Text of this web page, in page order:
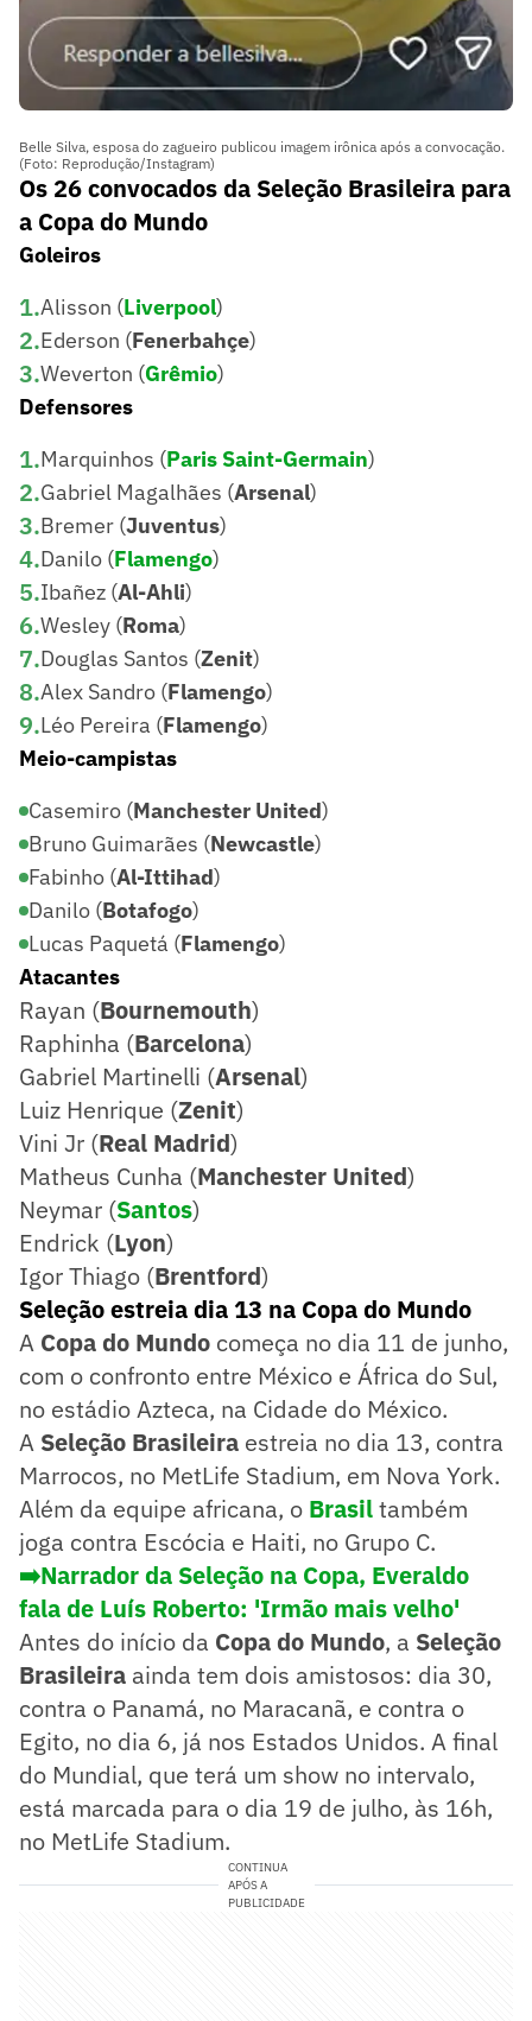
Belle Silva, esposa do zagueiro publicou imagem irônica após a convocação.
(Foto: Reprodução/Instagram)
Os 26 convocados da Seleção Brasileira para
a Copa do Mundo
Goleiros
1.Alisson (Liverpool)
2.Ederson (Fenerbahçe)
3.Weverton (Grêmio)
Defensores
1.Marquinhos (Paris Saint-Germain)
2.Gabriel Magalhães (Arsenal)
3.Bremer (Juventus)
4.Danilo (Flamengo)
5.Ibañez (Al-Ahli)
6.Wesley (Roma)
7.Douglas Santos (Zenit)
8.Alex Sandro (Flamengo)
9.Léo Pereira (Flamengo)
Meio-campistas
Casemiro (Manchester United)
Bruno Guimarães (Newcastle)
Fabinho (Al-Ittihad)
Danilo (Botafogo)
Lucas Paquetá (Flamengo)
Atacantes
Rayan (Bournemouth)
Raphinha (Barcelona)
Gabriel Martinelli (Arsenal)
Luiz Henrique (Zenit)
Vini Jr (Real Madrid)
Matheus Cunha (Manchester United)
Neymar (Santos)
Endrick (Lyon)
Igor Thiago (Brentford)
Seleção estreia dia 13 na Copa do Mundo
A Copa do Mundo começa no dia 11 de junho,
com o confronto entre México e África do Sul,
no estádio Azteca, na Cidade do México.
A Seleção Brasileira estreia no dia 13, contra
Marrocos, no MetLife Stadium, em Nova York.
Além da equipe africana, o Brasiltambém
joga contra Escócia e Haiti, no Grupo C.
➡️Narrador da Seleção na Copa, Everaldo
fala de Luís Roberto: 'Irmão mais velho'
Antes do início da Copa do Mundo, a Seleção
Brasileira ainda tem dois amistosos: dia 30,
contra o Panamá, no Maracanã, e contra o
Egito, no dia 6, já nos Estados Unidos. A final
do Mundial, que terá um show no intervalo,
está marcada para o dia 19 de julho, às 16h,
no MetLife Stadium.
CONTINUA
APÓS A
PUBLICIDADE